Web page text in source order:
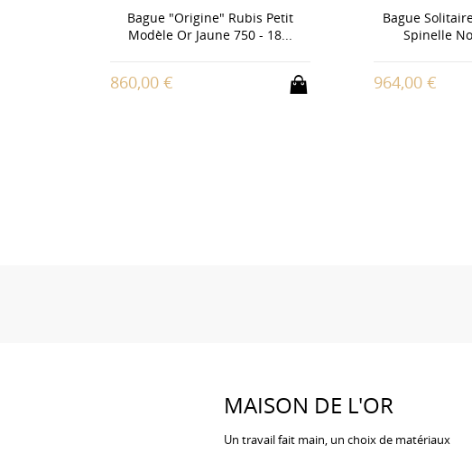
Bague "Origine" Rubis Petit
Modèle Or Jaune 750 - 18...
860,00 €
Bague
Spinelle
964,00 €
MAISON DE L'OR
Un travail fait main, un choix de matériaux